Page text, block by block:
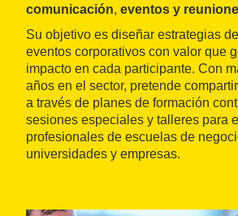
comunicación, eventos y
Su objetivo es diseñar estrategias
eventos corporativos con valor que
impacto en cada participante. Con
años en el sector, pretende
a través de planes de formación
sesiones especiales y talleres para
profesionales de escuelas de
universidades y empresas.